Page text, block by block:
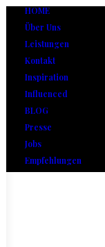
HOME
Über Uns
Leistungen
Kontakt
Inspiration
Influenced
BLOG
Presse
Jobs
Empfehlungen